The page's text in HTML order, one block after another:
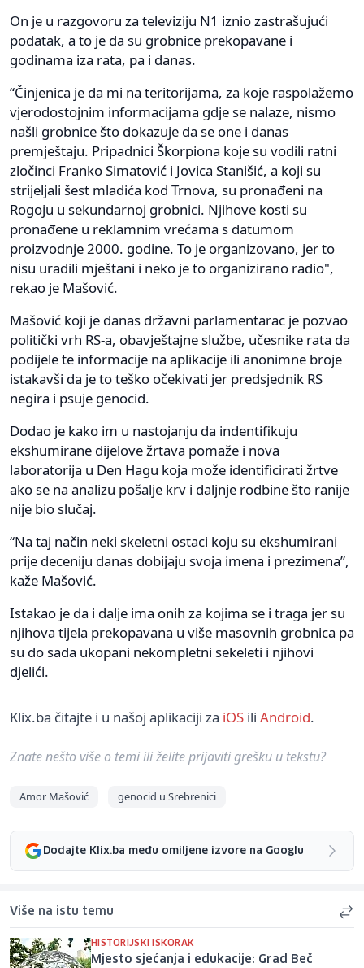
On je u razgovoru za televiziju N1 iznio zastrašujući
podatak, a to je da su grobnice prekopavane i
godinama iza rata, pa i danas.
“Činjenica je da mi na teritorijama, za koje raspolažemo
vjerodostojnim informacijama gdje se nalaze, nismo
našli grobnice što dokazuje da se one i danas
premještaju. Pripadnici Škorpiona koje su vodili ratni
zločinci Franko Simatović i Jovica Stanišić, a koji su
strijeljali šest mladića kod Trnova, su pronađeni na
Rogoju u sekundarnoj grobnici. Njihove kosti su
pronađene u reklamnim vrećama s datumom
proizvodnje 2000. godine. To je organizovano, jer to
nisu uradili mještani i neko je to organizirano radio",
rekao je Mašović.
Mašović koji je danas državni parlamentarac je pozvao
politički vrh RS-a, obavještajne službe, učesnike rata da
podijele te informacije na aplikacije ili anonimne broje
istakavši da je to teško očekivati jer predsjednik RS
negira i psuje genocid.
Dodao je kako im u nastojanju da indentifikuju
ekshumirane dijelove žrtava pomaže i nova
laboratorija u Den Hagu koja može identificirati žrtve
ako se na analizu pošalje krv i daljnje rodbine što ranije
nije bio slučaj.
“Na taj način neki skeletni ostaci koju su ekshumirani
prije deceniju danas dobijaju svoja imena i prezimena”,
kaže Mašović.
Istakao je da i dalje ima onih za kojima se i traga jer su
njihova tijela prekopavana u više masovnih grobnica pa
su do sada ukopani nekompletni sekeleti i njihovi
djelići.
Klix.ba čitajte i u našoj aplikaciji za iOS ili Android.
Znate nešto više o temi ili želite prijaviti grešku u tekstu?
Amor Mašović genocid u Srebrenici
Dodajte Klix.ba među omiljene izvore na Googlu
Više na istu temu
HISTORIJSKI ISKORAK
Mjesto sjećanja i edukacije: Grad Beč